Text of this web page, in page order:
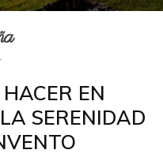
EN
SERENIDAD